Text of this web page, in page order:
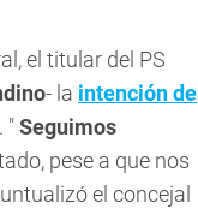
el titular del PS
- la intención de
"Seguimos
pese a que nos
el concejal